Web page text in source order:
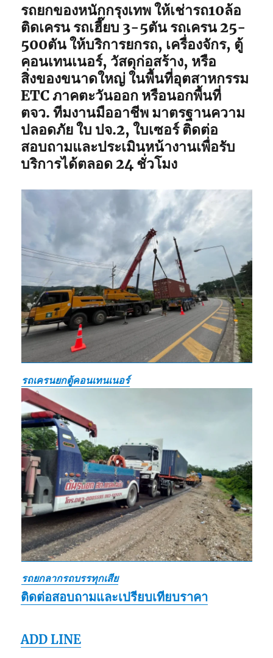
รถยกของหนักกรุงเทพ ให้เช่ารถ10ล้อ
ติดเครน รถเฮี๊ยบ 3-5ตัน รถเครน 25-
500ตัน ให้บริการยกรถ, เครื่องจักร, ตู้
คอนเทนเนอร์, วัสดุก่อสร้าง, หรือ
สิ่งของขนาดใหญ่ ในพื้นที่อุตสาหกรรม
ETC ภาคตะวันออก หรือนอกพื้นที่
ตจว. ทีมงานมืออาชีพ มาตรฐานความ
ปลอดภัย ใบ ปจ.2, ใบเซอร์ ติดต่อ
สอบถามและประเมินหน้างานเพื่อรับ
บริการได้ตลอด 24 ชั่วโมง
รถเครนยกตู้คอนเทนเนอร์
รถยกลากรถบรรทุกเสีย
ติดต่อสอบถามและเปรียบเทียบราคา
ADD LINE